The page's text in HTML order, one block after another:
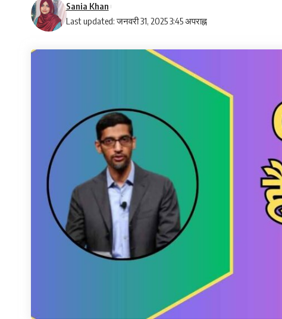
Last updated: जनवरी 31, 2025 3:45 अपराह्न
Sania Khan